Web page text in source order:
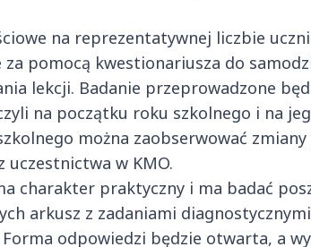
na reprezentatywnej liczbie
za pomocą kwestionariusza do
lekcji. Badanie przeprowadzone
na początku roku szkolnego i na
można zaobserwować
uczestnictwa w KMO.
charakter praktyczny i ma badać
arkusz z zadaniami
Forma odpowiedzi będzie otwarta, a